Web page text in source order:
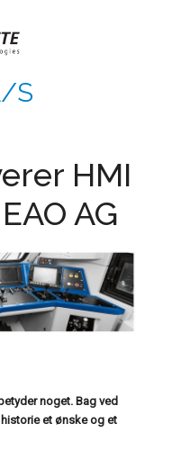
S
HMI
AG
noget. Bag ved
et ønske og et